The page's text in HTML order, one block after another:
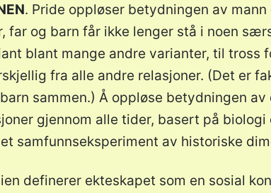
. Pride oppløser betydningen av
far og barn får ikke lenger stå i noen
blant mange andre varianter, til tross
fra alle andre relasjoner. (Det er
sammen.) Å oppløse betydningen av
gjennom alle tider, basert på biologi
samfunnseksperiment av historiske
definerer ekteskapet som en sosial